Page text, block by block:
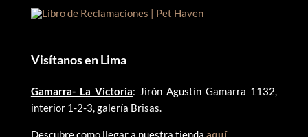
Visítanos en Lima
Gamarra- La Victoria: Jirón Agustín Gamarra 1132,
interior 1-2-3, galería Brisas.
Descubre como llegar a nuestra tienda aquí.